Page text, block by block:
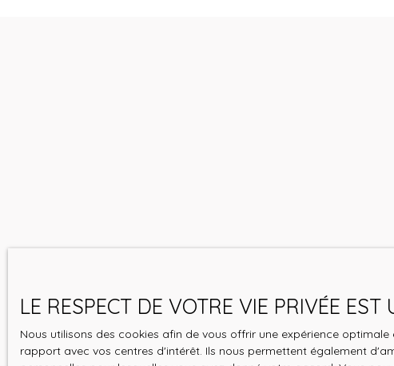
LE RESPECT DE VOTRE VIE PRIVÉE
Nous utilisons des cookies afin de vous offrir une expérience
rapport avec vos centres d'intérêt. Ils nous permettent également